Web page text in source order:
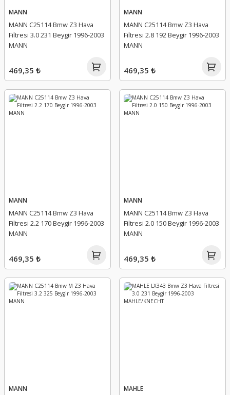
MANN
MANN C25114 Bmw Z3 Hava
Filtresi 3.0 231 Beygir 1996-2003
MANN
469,35 ₺
MANN
MANN C25114 Bmw Z3 Hava
Filtresi 2.8 192 Beygir 1996-2003
MANN
469,35 ₺
MANN
MANN C25114 Bmw Z3 Hava
Filtresi 2.2 170 Beygir 1996-2003
MANN
469,35 ₺
MANN
MANN C25114 Bmw Z3 Hava
Filtresi 2.0 150 Beygir 1996-2003
MANN
469,35 ₺
MANN MAHLE